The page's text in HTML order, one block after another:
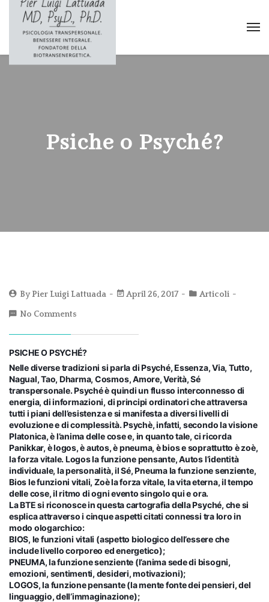
Psiche o Psyché?
ByPier Luigi Lattuada April 26, 2017 Articoli
No Comments
PSICHE O PSYCHÉ?
Nelle diverse tradizioni si parla di Psyché, Essenza, Via, Tutto,
Nagual, Tao, Dharma, Cosmos, Amore, Verità, Sé
transpersonale. Psyché è quindi un flusso interconnesso di
energia, di informazioni, di principi ordinatori che attraversa
tutti i piani dell’esistenza e si manifesta a diversi livelli di
evoluzione e di complessità. Psychè, infatti, secondo la visione
Platonica, è l’anima delle cose e, in quanto tale, ci ricorda
Panikkar, è logos, è autos, è pneuma, è bios e soprattutto è zoè,
la forza vitale. Logos la funzione pensante, Autos l’identità
individuale, la personalità, il Sé, Pneuma la funzione senziente,
Bios le funzioni vitali, Zoè la forza vitale, la vita eterna, il tempo
delle cose, il ritmo di ogni evento singolo qui e ora.
La BTE si riconosce in questa cartografia della Psyché, che si
esplica attraverso i cinque aspetti citati connessi tra loro in
modo ologarchico:
BIOS, le funzioni vitali (aspetto biologico dell’essere che
include livello corporeo ed energetico);
PNEUMA, la funzione senziente (l’anima sede di bisogni,
emozioni, sentimenti, desideri, motivazioni);
LOGOS, la funzione pensante (la mente fonte dei pensieri, del
linguaggio, dell’immaginazione);